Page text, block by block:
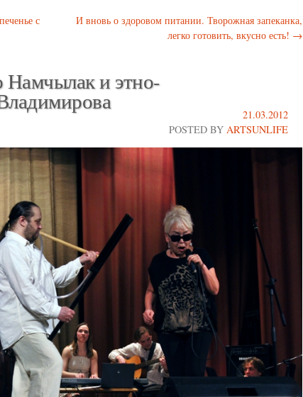
с
И вновь о здоровом питании. Творожная запеканка,
легко готовить, вкусно есть! →
и этно-
21.03.2012
POSTED BY ARTSUNLIFE